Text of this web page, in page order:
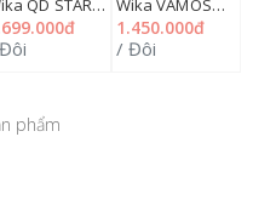
DƯƠNG
(3 MÀU),
QUANG DƯƠNG
36=>44 (4 MÀU),
1.450.000đ
/ Đôi
phẩm